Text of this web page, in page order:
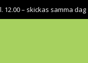
12.00 – skickas samma dag